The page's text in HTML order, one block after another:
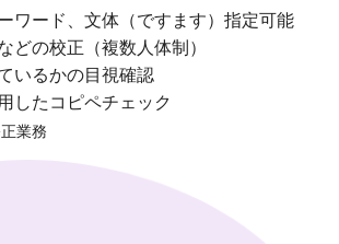
ワード、文体（ですます）指定可能
どの校正（複数人体制）
いるかの目視確認
したコピペチェック
業務